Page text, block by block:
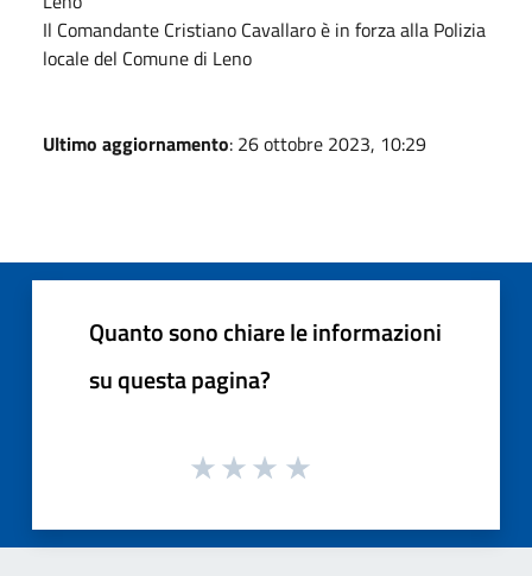
Il Comandante Cristiano Cavallaro è in forza alla Polizia
locale del Comune di Leno
Ultimo aggiornamento: 26 ottobre 2023, 10:29
Quanto sono chiare le informazioni
su questa pagina?